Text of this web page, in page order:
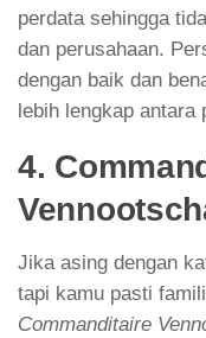
perdata sehingga
dan perusahaan.
dengan baik dan
lebih lengkap antara
4.
Jika asing dengan
tapi kamu pasti
Commanditaire